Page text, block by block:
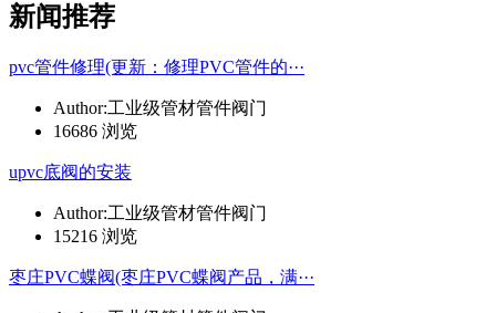
新闻推荐
pvc管件修理(更新：修理PVC管件的···
Author:工业级管材管件阀门
16686 浏览
upvc底阀的安装
Author:工业级管材管件阀门
15216 浏览
枣庄PVC蝶阀(枣庄PVC蝶阀产品，满···